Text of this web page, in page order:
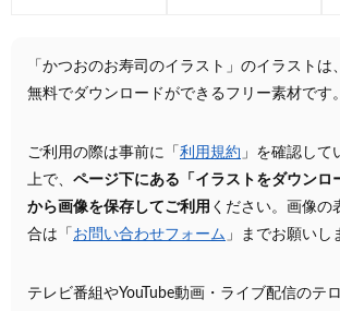
「かつおのお寿司のイラスト」のイラストは
無料でダウンロードができるフリー素材です。
ご利用の際は事前に「 利用規約 」を確認して
上で、 ページ下にある「イラストをダウンロ
から画像を保存してご利用 ください。画像の
合は「 お問い合わせフォーム 」までお願いし
テレビ番組やYouTube動画・ライブ配信のテ